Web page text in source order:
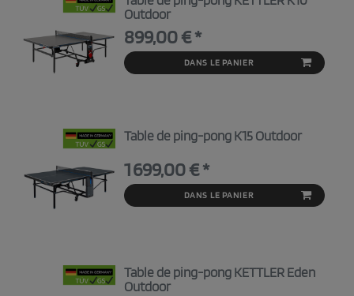
Outdoor
899,00 € *
DANS LE PANIER
Table de ping-pong K15 Outdoor
1 699,00 € *
DANS LE PANIER
Table de ping-pong KETTLER Eden
Outdoor